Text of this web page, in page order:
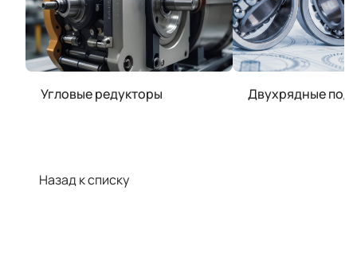
Угловые редукторы Двухрядные
Назад к списку